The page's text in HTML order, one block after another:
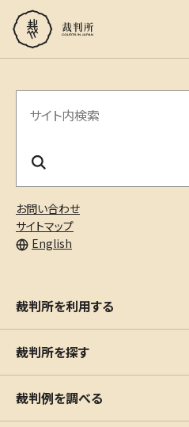
お問い合わせ
サイトマップ
English
サ
内
検
索
裁判所を利用する
裁判所を探す
裁判例を調べる